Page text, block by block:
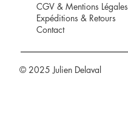
CGV & Mentions Légales
Expéditions & Retours
Contact
© 2025 Julien Delaval